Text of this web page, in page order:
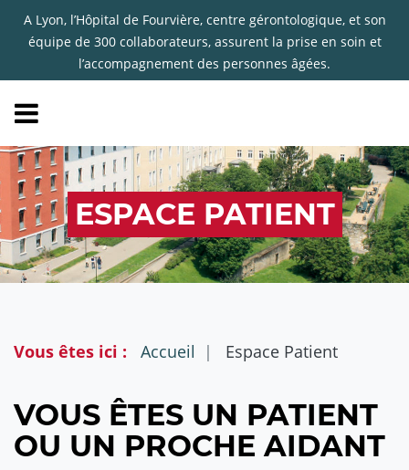
ESPACE PATIENT
Vous êtes ici : Accueil Espace Patient
VOUS ÊTES UN PATIENT
OU UN PROCHE AIDANT
A Lyon, l’Hôpital de Fourvière, centre gérontologique, et son
équipe de 300 collaborateurs, assurent la prise en soin et
l’accompagnement des personnes âgées.